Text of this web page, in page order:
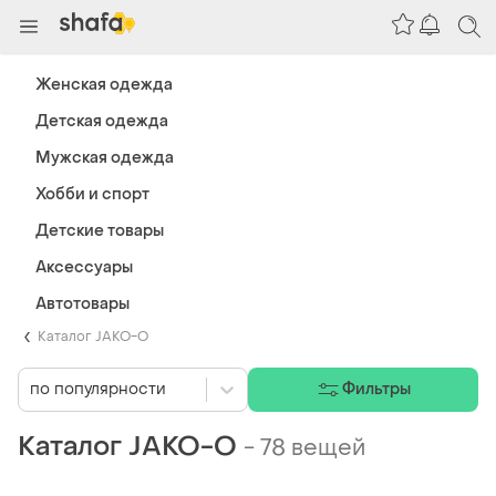
Каталог JAKO-O
Каталог JAKO-O -78 вещей
по популярности Фильтры
Женская одежда
Детская одежда
Мужская одежда
Хобби и спорт
Детские товары
Аксессуары
Автотовары